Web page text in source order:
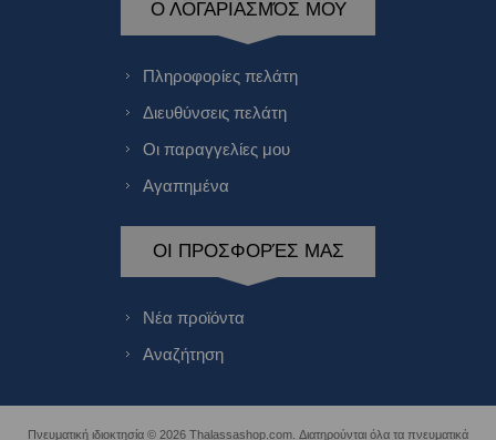
Ο ΛΟΓΑΡΙΑΣΜΌΣ ΜΟΥ
Πληροφορίες πελάτη
Διευθύνσεις πελάτη
Οι παραγγελίες μου
Αγαπημένα
ΟΙ ΠΡΟΣΦΟΡΈΣ ΜΑΣ
Νέα προϊόντα
Αναζήτηση
Πνευματική ιδιοκτησία © 2026 Thalassashop.com. Διατηρούνται όλα τα πνευματικά